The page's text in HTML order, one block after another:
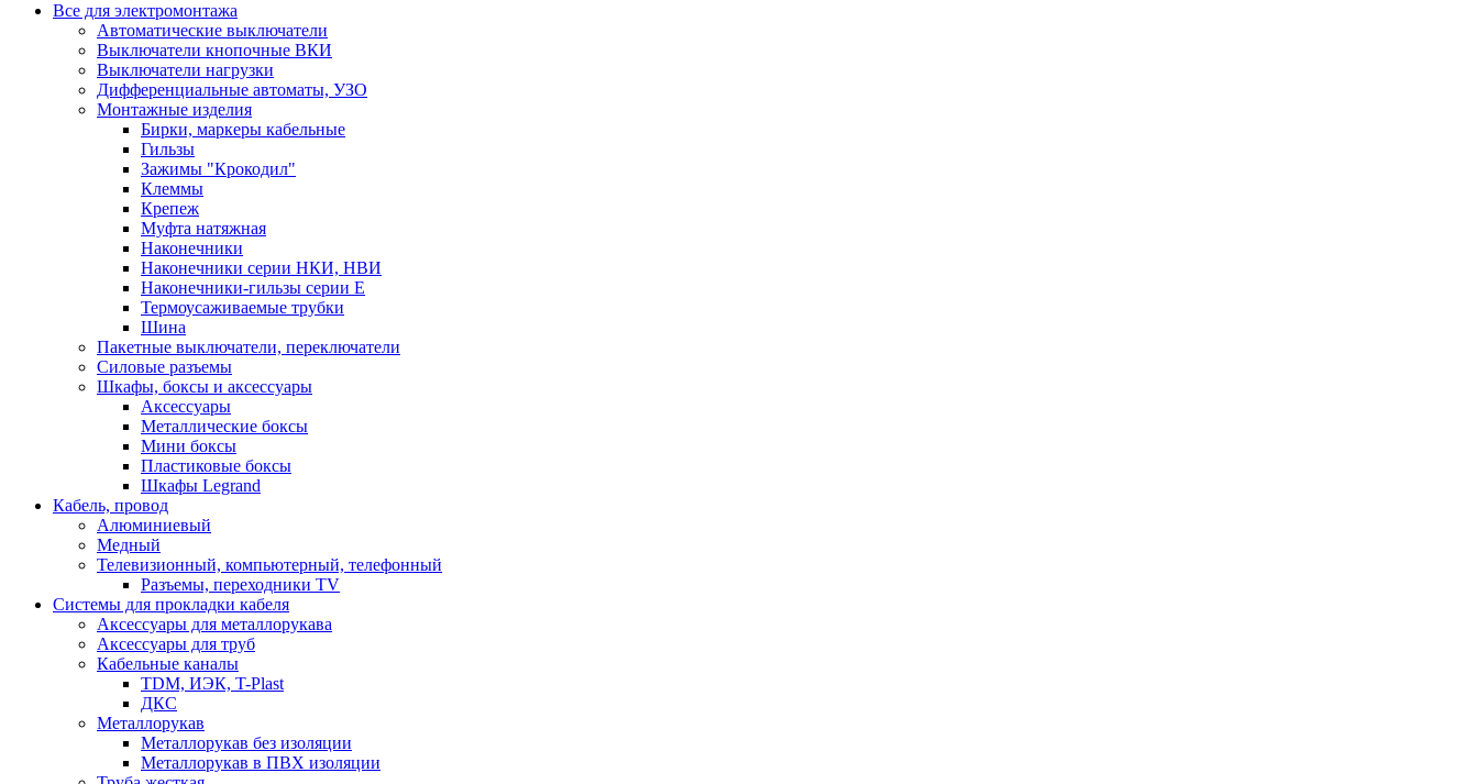
Все для электромонтажа
Автоматические выключатели
Выключатели кнопочные ВКИ
Выключатели нагрузки
Дифференциальные автоматы, УЗО
Монтажные изделия
Бирки, маркеры кабельные
Гильзы
Зажимы "Крокодил"
Клеммы
Крепеж
Муфта натяжная
Наконечники
Наконечники серии НКИ, НВИ
Наконечники-гильзы серии Е
Термоусаживаемые трубки
Шина
Пакетные выключатели, переключатели
Силовые разъемы
Шкафы, боксы и аксессуары
Аксессуары
Металлические боксы
Мини боксы
Пластиковые боксы
Шкафы Legrand
Кабель, провод
Алюминиевый
Медный
Телевизионный, компьютерный, телефонный
Разъемы, переходники TV
Системы для прокладки кабеля
Аксессуары для металлорукава
Аксессуары для труб
Кабельные каналы
TDM, ИЭК, T-Plast
ДКС
Металлорукав
Металлорукав без изоляции
Металлорукав в ПВХ изоляции